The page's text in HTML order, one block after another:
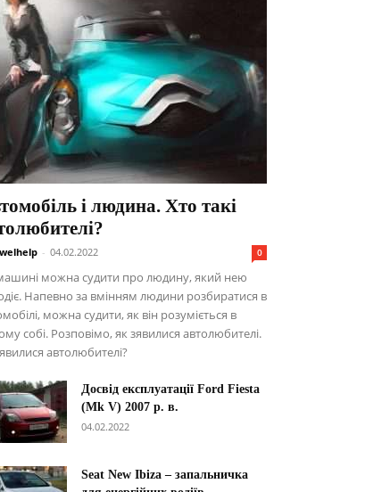
і людина. Хто такі
- 04.02.2022 0
можна судити про людину, який нею
Напевно за вмінням людини розбиратися в
можна судити, як він розуміється в
собі. Розповімо, як зявилися автолюбителі.
автолюбителі?
Досвід експлуатації Ford Fiesta
(Mk V) 2007 р. в.
04.02.2022
Seat New Ibiza – запальничка